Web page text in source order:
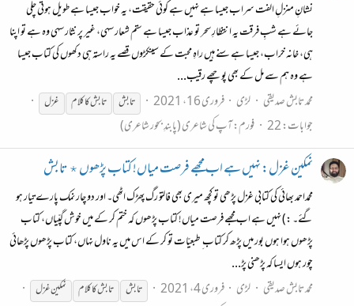
نشانِ منزلِ الفت سراب جیسا ہے نہیں ہے کوئی حقیقت، یہ خواب جیسا ہے طویل ہوتی چلی
جائے ہے شبِ فرقت یہ انتظارِ سحر تو عذاب جیسا ہے ستم شعار سہی، غیر پر نثار سہی وہ ہے تو اپنا
ہی، خانہ خراب، جیسا ہے سنے ہیں راہِ محبت کے سینکڑوں قصے یہ راستہ ہی دکھوں کی کتاب جیسا
ہے وہ ہم سے مل کے بھی پوچھے رقیب...
محمد تابش صدیقی
لڑی فروری 16، 2021 تابش تابشکا کلام غزل
جوابات: 22 فورم:آپ کی شاعری (پابندِ بحور شاعری)
نمکین غزل: نہیں ہے اب مجھے فرصت میاں! کتاب پڑھوں ٭ تابش
محمداحمد بھائی کی کتابی غزل پڑھی تو کچھ میری بھی فالتو رگ پھڑک اٹھی۔ اور دو چار نمک پارے تیار ہو
گئے۔ :) نہیں ہے اب مجھے فرصت میاں! کتاب پڑھوں کہ ختم کر کے میں خوش گپّیاں، کتاب
پڑھوں ہوا ہوں بور میں پڑھ کر کتاب ِ طبعیّات تو کر کے اس میں یہ ناول نہاں، کتاب پڑھوں پڑھائی
چور ہوں ایسا کہ پڑھنی پڑ...
محمد تابش صدیقی
لڑی فروری 4، 2021 تابش تابشکا کلام نمکین غزل